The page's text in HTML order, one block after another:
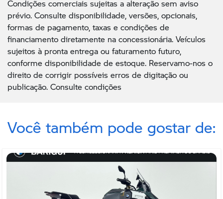
Condições comerciais sujeitas a alteração sem aviso
prévio. Consulte disponibilidade, versões, opcionais,
formas de pagamento, taxas e condições de
financiamento diretamente na concessionária. Veículos
sujeitos à pronta entrega ou faturamento futuro,
conforme disponibilidade de estoque. Reservamo-nos o
direito de corrigir possíveis erros de digitação ou
publicação. Consulte condições
Você também pode gostar de: